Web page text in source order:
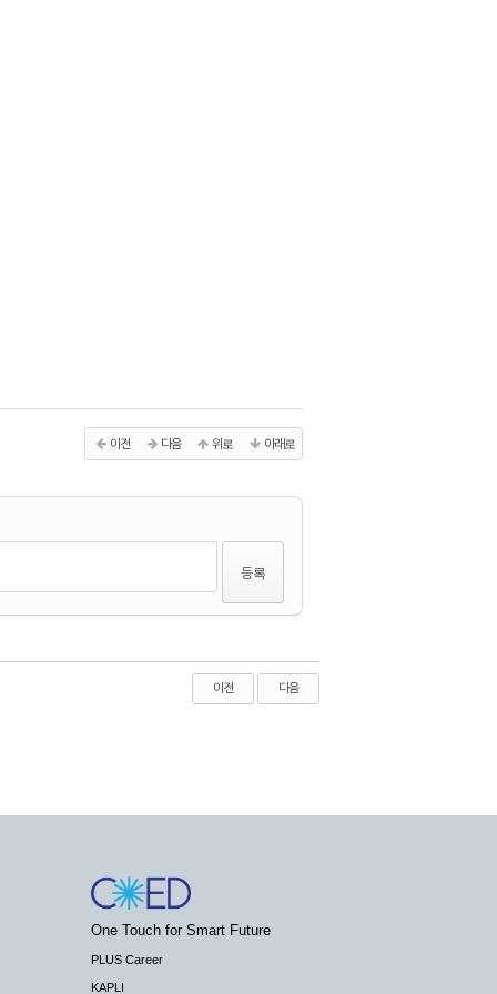
이전 다음 위로 아래로
이전 다음
One Touch for Smart Future
PLUS Career
KAPLI